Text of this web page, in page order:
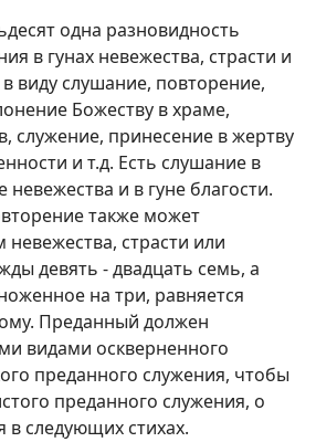
одна разновидность
в гунах невежества, страсти и
виду слушание, повторение,
Божеству в храме,
служение, принесение в жертву
и т.д. Есть слушание в
невежества и в гуне благости.
также может
невежества, страсти или
девять - двадцать семь, а
на три, равняется
Преданный должен
видами оскверненного
преданного служения, чтобы
преданного служения, о
в следующих стихах.